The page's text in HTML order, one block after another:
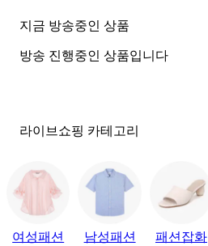
지금 방송중인 상품
방송 진행중인 상품입니다
라이브쇼핑 카테고리
여성패션 남성패션
패션잡화